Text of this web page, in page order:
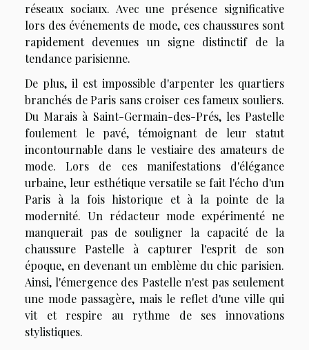
réseaux sociaux. Avec une présence significative
lors des événements de mode, ces chaussures sont
rapidement devenues un signe distinctif de la
tendance parisienne.
De plus, il est impossible d'arpenter les quartiers
branchés de Paris sans croiser ces fameux souliers.
Du Marais à Saint-Germain-des-Prés, les Pastelle
foulement le pavé, témoignant de leur statut
incontournable dans le vestiaire des amateurs de
mode. Lors de ces manifestations d'élégance
urbaine, leur esthétique versatile se fait l'écho d'un
Paris à la fois historique et à la pointe de la
modernité. Un rédacteur mode expérimenté ne
manquerait pas de souligner la capacité de la
chaussure Pastelle à capturer l'esprit de son
époque, en devenant un emblème du chic parisien.
Ainsi, l'émergence des Pastelle n'est pas seulement
une mode passagère, mais le reflet d'une ville qui
vit et respire au rythme de ses innovations
stylistiques.